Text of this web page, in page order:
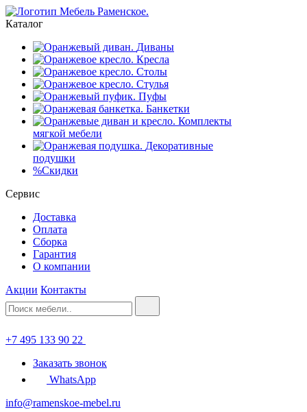
Каталог
Диваны
Кресла
Столы
Стулья
Пуфы
Банкетки
Комплекты
мягкой мебели
Декоративные
подушки
%Скидки
Сервис
Доставка
Оплата
Сборка
Гарантия
О компании
Акции Контакты
+7 495 133 90 22
Заказать звонок
WhatsApp
info@ramenskoe-mebel.ru